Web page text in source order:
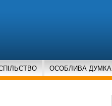
ОСОБЛИВА ДУМКА